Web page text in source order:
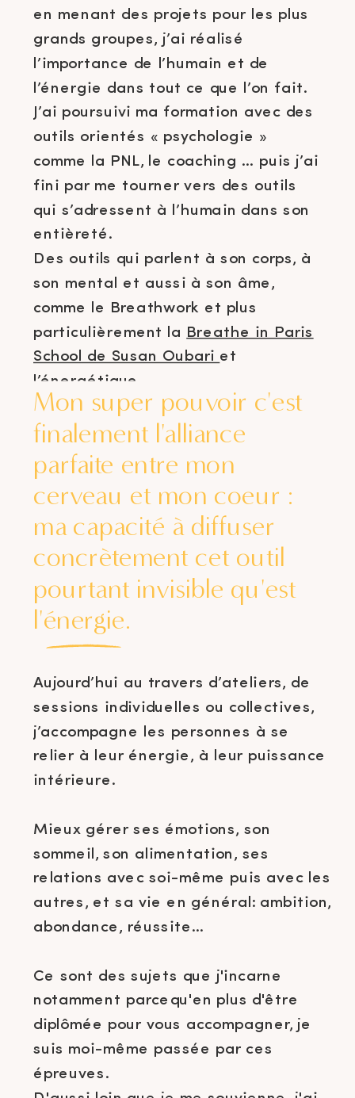
Aujourd’hui au travers d’ateliers, de
sessions individuelles ou collectives,
j’accompagne les personnes à se
relier à leur énergie, à leur puissance
intérieure.
Mieux gérer ses émotions, son
sommeil, son alimentation, ses
relations avec soi-même puis avec les
autres, et sa vie en général: ambition,
abondance, réussite…
Ce sont des sujets que j'incarne
notamment parcequ'en plus d'être
diplômée pour vous accompagner, je
suis moi-même passée par ces
épreuves.
Mon super pouvoir c'est
finalement l'alliance
parfaite entre mon
cerveau et mon coeur :
ma capacité à diffuser
concrètement cet outil
pourtant invisible qu'est
l'énergie.
en menant des projets pour les plus
grands groupes, j’ai réalisé
l’importance de l’humain et de
l’énergie dans tout ce que l’on fait.
J’ai poursuivi ma formation avec des
outils orientés « psychologie »
comme la PNL, le coaching … puis j’ai
fini par me tourner vers des outils
qui s’adressent à l’humain dans son
entièreté.
Des outils qui parlent à son corps, à
son mental et aussi à son âme,
comme le Breathwork et plus
particulièrement la Breathe in Paris
School de Susan Oubari et
l’énergétique.